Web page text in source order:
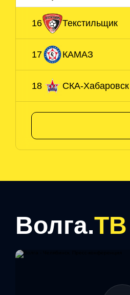
16 Текстильщик
17 КАМАЗ
18 СКА-Хабаровск
Волга.ТВ